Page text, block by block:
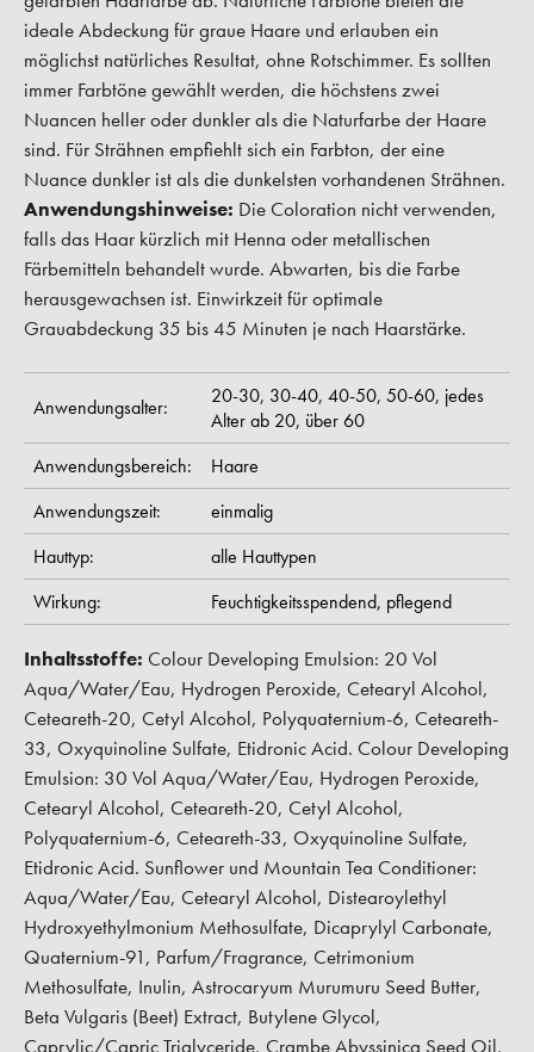
ideale Abdeckung für graue Haare und erlauben ein
möglichst natürliches Resultat, ohne Rotschimmer. Es sollten
immer Farbtöne gewählt werden, die höchstens zwei
Nuancen heller oder dunkler als die Naturfarbe der Haare
sind. Für Strähnen empfiehlt sich ein Farbton, der eine
Nuance dunkler ist als die dunkelsten vorhandenen Strähnen.
Anwendungshinweise: Die Coloration nicht verwenden,
falls das Haar kürzlich mit Henna oder metallischen
Färbemitteln behandelt wurde. Abwarten, bis die Farbe
herausgewachsen ist. Einwirkzeit für optimale
Grauabdeckung 35 bis 45 Minuten je nach Haarstärke.
Anwendungsalter: 20-30, 30-40, 40-50, 50-60, jedes
Alter ab 20, über 60
Anwendungsbereich:
Haare
Anwendungszeit:
einmalig
Hauttyp:
alle Hauttypen
Wirkung:
Feuchtigkeitsspendend, pflegend
Inhaltsstoffe: Colour Developing Emulsion: 20 Vol
Aqua/Water/Eau, Hydrogen Peroxide, Cetearyl Alcohol,
Ceteareth-20, Cetyl Alcohol, Polyquaternium-6, Ceteareth-
33, Oxyquinoline Sulfate, Etidronic Acid. Colour Developing
Emulsion: 30 Vol Aqua/Water/Eau, Hydrogen Peroxide,
Cetearyl Alcohol, Ceteareth-20, Cetyl Alcohol,
Polyquaternium-6, Ceteareth-33, Oxyquinoline Sulfate,
Etidronic Acid. Sunflower und Mountain Tea Conditioner:
Aqua/Water/Eau, Cetearyl Alcohol, Distearoylethyl
Hydroxyethylmonium Methosulfate, Dicaprylyl Carbonate,
Quaternium-91, Parfum/Fragrance, Cetrimonium
Methosulfate, Inulin, Astrocaryum Murumuru Seed Butter,
Beta Vulgaris (Beet) Extract, Butylene Glycol,
Caprylic/Capric Triglyceride, Crambe Abyssinica Seed Oil,